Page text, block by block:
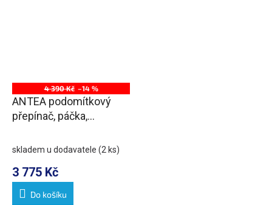
4 390 Kč –14 %
ANTEA podomítkový
přepínač, páčka,
skladem u dodavatele (2 ks)
3 775 Kč
Do košíku